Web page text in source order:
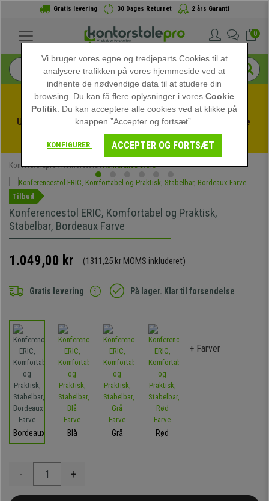
Gratis levering 30 Dages Returret 2 års Garanti
0
Udnyt sommerudsalget hos kontorstolepro! Eksklusive
rabatter i en begrænset periode - Se tilbuddet
Kontorstolepro Kontorstole Konference Stole
Tilbud
Konferencestol ERIC, Komfortabel og Praktisk,
Stabelbar, Bordeaux Farve
1.049,00 kr (1311,25 kr MOMS inkluderet)
Gratis levering På lager. Klar til forsendelse
Bordeaux Blå Grå Rød
+ Farver
- +
Vi bruger vores egne og tredjeparts Cookies til at
analysere trafikken på vores hjemmeside ved at
indhente de nødvendige data til at studere din
browsing. Du kan få flere oplysninger i voresCookie
Politik . Du kan acceptere alle cookies ved at klikke på
knappen ”Accepter og fortsæt”.
KONFIGURER ACCEPTER OG FORTSÆT